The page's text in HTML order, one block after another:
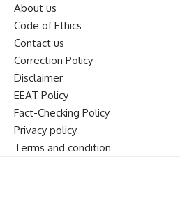
About us
Code of Ethics
Contact us
Correction Policy
Disclaimer
EEAT Policy
Fact-Checking Policy
Privacy policy
Terms and condition